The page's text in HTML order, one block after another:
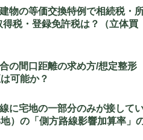
物の等価交換特例で相続税・
税・登録免許税は？（立体買
の間口距離の求め方/想定整形
可能か？
に宅地の一部分のみが接して
）の「側方路線影響加算率」